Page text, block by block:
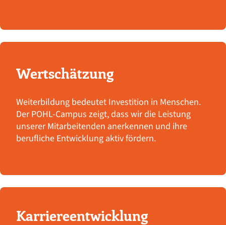
Wertschätzung
Weiterbildung bedeutet Investition in Menschen.
Der POHL-Campus zeigt, dass wir die Leistung
unserer Mitarbeitenden anerkennen und ihre
berufliche Entwicklung aktiv fördern.
Karriereentwicklung